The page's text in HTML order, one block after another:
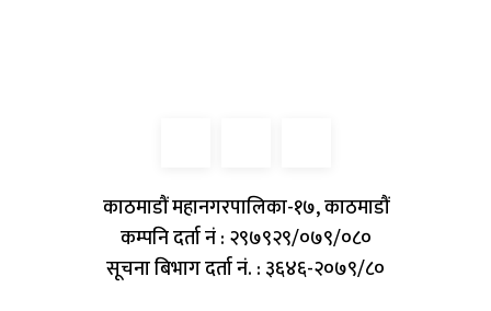
काठमाडौं महानगरपालिका-१७, काठमाडौं
कम्पनि दर्ता नं : २९७९२९/०७९/०८०
सूचना बिभाग दर्ता नं. : ३६४६-२०७९/८०